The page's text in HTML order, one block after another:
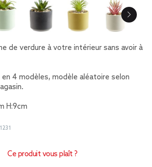
de verdure à votre intérieur sans avoir à
4 modèles, modèle aléatoire selon
H:9cm
Ce produit vous plaît ?